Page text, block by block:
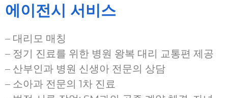
에이전시 서비스
– 대리모 매칭
– 정기 진료를 위한 병원 왕복 대리 교통편 제공
– 산부인과 병원 신생아 전문의 상담
– 소아과 전문의 1차 진료